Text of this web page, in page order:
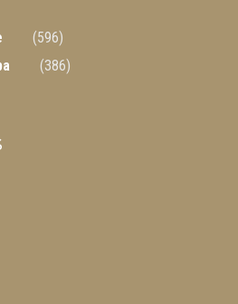
(596)
(386)